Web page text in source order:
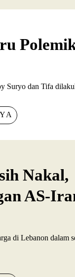
Suryo dan Tifa
Nakal,
AS-
di Lebanon dalam